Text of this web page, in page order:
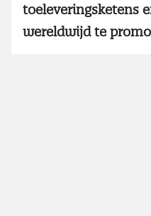
toeleveringsketens
wereldwijd te